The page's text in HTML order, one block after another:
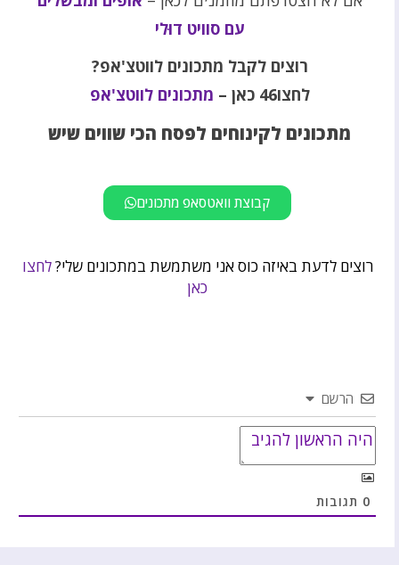
עם סוויט דוּלי
רוצים לקבל מתכונים לווטצ'אפ?
לחצו46 כאן –
מתכונים לווטצ'אפ
מתכונים לקינוחים לפסח הכי שווים שיש
קבוצת וואטסאפ מתכונים
רוצים לדעת באיזה כוס אני משתמשת במתכונים שלי?לחצו
כאן
הרשם
0 תגובות